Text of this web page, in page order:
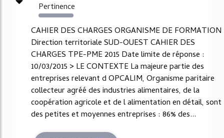
Pertinence
957%
CAHIER DES CHARGES ORGANISME DE FORMATION
Direction territoriale SUD-OUEST CAHIER DES
CHARGES TPE-PME 2015 Date limite de réponse :
10/03/2015 > LE CONTEXTE La majeure partie des
entreprises relevant d OPCALIM, Organisme paritaire
collecteur agréé des industries alimentaires, de la
coopération agricole et de l alimentation en détail, sont
des petites et moyennes entreprises : 86% des...